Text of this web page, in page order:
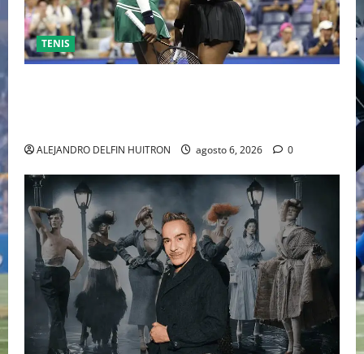
TENIS
ALEJANDRO DELFIN HUITRON agosto 6, 2026 0